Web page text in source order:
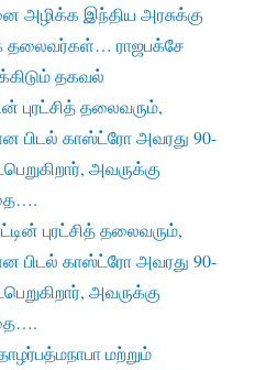
அழிக்க இந்திய அரசுக்கு
தலைவர்கள்… ராஜபக்சே
தகவல்
புரட்சித் தலைவரும்,
பிடல் காஸ்ட்ரோ அவரது 90-
அவருக்கு
புரட்சித் தலைவரும்,
பிடல் காஸ்ட்ரோ அவரது 90-
அவருக்கு
மற்றும்